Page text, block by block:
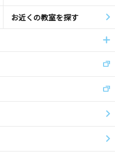
お近くの教室を探す